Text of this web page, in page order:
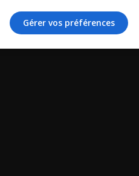
Gérer vos préférences